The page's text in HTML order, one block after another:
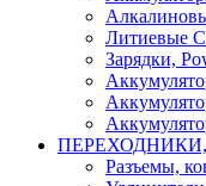
Литиевые
Зарядки,
Разъемы,